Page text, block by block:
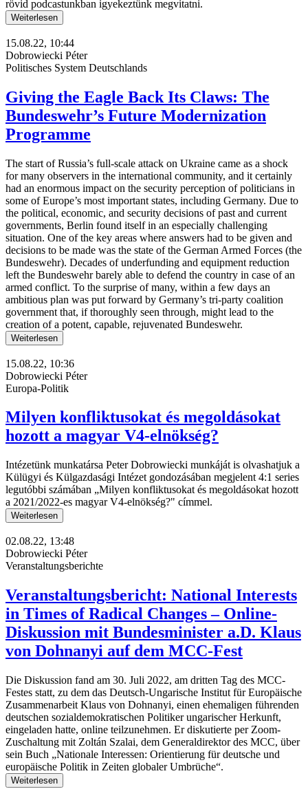
rövid podcastunkban igyekeztünk megvitatni.
Weiterlesen
15.08.22, 10:44
Dobrowiecki Péter
Politisches System Deutschlands
Giving the Eagle Back Its Claws: The
Bundeswehr’s Future Modernization
Programme
The start of Russia’s full-scale attack on Ukraine came as a shock
for many observers in the international community, and it certainly
had an enormous impact on the security perception of politicians in
some of Europe’s most important states, including Germany. Due to
the political, economic, and security decisions of past and current
governments, Berlin found itself in an especially challenging
situation. One of the key areas where answers had to be given and
decisions to be made was the state of the German Armed Forces (the
Bundeswehr). Decades of underfunding and equipment reduction
left the Bundeswehr barely able to defend the country in case of an
armed conflict. To the surprise of many, within a few days an
ambitious plan was put forward by Germany’s tri-party coalition
government that, if thoroughly seen through, might lead to the
creation of a potent, capable, rejuvenated Bundeswehr.
Weiterlesen
15.08.22, 10:36
Dobrowiecki Péter
Europa-Politik
Milyen konfliktusokat és megoldásokat
hozott a magyar V4-elnökség?
Intézetünk munkatársa Peter Dobrowiecki munkáját is olvashatjuk a
Külügyi és Külgazdasági Intézet gondozásában megjelent 4:1 series
legutóbbi számában „Milyen konfliktusokat és megoldásokat hozott
a 2021/2022-es magyar V4-elnökség?" címmel.
Weiterlesen
02.08.22, 13:48
Dobrowiecki Péter
Veranstaltungsberichte
Veranstaltungsbericht: National Interests
in Times of Radical Changes – Online-
Diskussion mit Bundesminister a.D. Klaus
von Dohnanyi auf dem MCC-Fest
Die Diskussion fand am 30. Juli 2022, am dritten Tag des MCC-
Festes statt, zu dem das Deutsch-Ungarische Institut für Europäische
Zusammenarbeit Klaus von Dohnanyi, einen ehemaligen führenden
deutschen sozialdemokratischen Politiker ungarischer Herkunft,
eingeladen hatte, online teilzunehmen. Er diskutierte per Zoom-
Zuschaltung mit Zoltán Szalai, dem Generaldirektor des MCC, über
sein Buch „Nationale Interessen: Orientierung für deutsche und
europäische Politik in Zeiten globaler Umbrüche“.
Weiterlesen